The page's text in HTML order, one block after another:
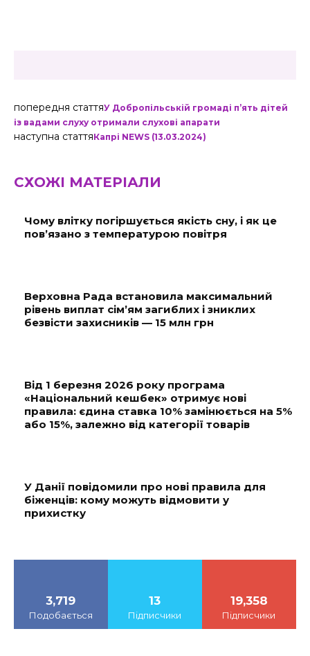
попередня статтяУ Добропільській громаді п’ять дітей
із вадами слуху отримали слухові апарати
наступна статтяКапрі NEWS (13.03.2024)
СХОЖІ МАТЕРІАЛИ
Чому влітку погіршується якість сну, і як це
пов’язано з температурою повітря
Верховна Рада встановила максимальний
рівень виплат сім’ям загиблих і зниклих
безвісти захисників — 15 млн грн
Від 1 березня 2026 року програма
«Національний кешбек» отримує нові
правила: єдина ставка 10% замінюється на 5%
або 15%, залежно від категорії товарів
У Данії повідомили про нові правила для
біженців: кому можуть відмовити у
прихистку
3,719
Подобається
13
Підписчики
19,358
Підписчики